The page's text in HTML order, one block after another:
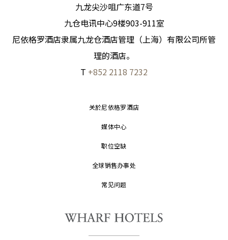
九龙尖沙咀广东道7号
九仓电讯中心9楼903-911室
尼依格罗酒店隶属九龙仓酒店管理（上海）有限公司所管
理的酒店。
T +852 2118 7232
关於尼依格罗酒店
媒体中心
职位空缺
全球销售办事处
常见问题